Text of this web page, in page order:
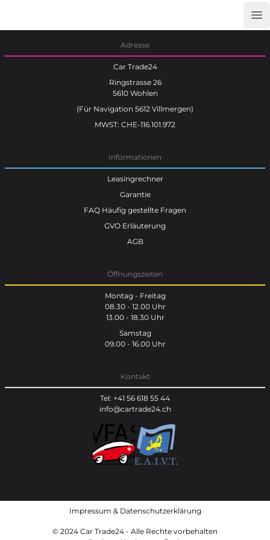
Adresse
Car Trade24
Ringstrasse 26
5610 Wohlen
(Für Navigation 5612 Villmergen)
MWST: CHE-116.101.972
Informationen
Leasingrechner
Garantie
FAQ Häufig gestellte Fragen
GVO Erläuterung
AGB
Öffnungszeiten
Montag - Freitag
08.30 - 12.00 Uhr
13.00 - 18.30 Uhr
Samstag
09.00 - 16.00 Uhr
Kontakt
Tel: +41 56 618 55 44
info@cartrade24.ch
Impressum & Datenschutzerklärung
© 2024 Car Trade24 - Alle Rechte vorbehalten